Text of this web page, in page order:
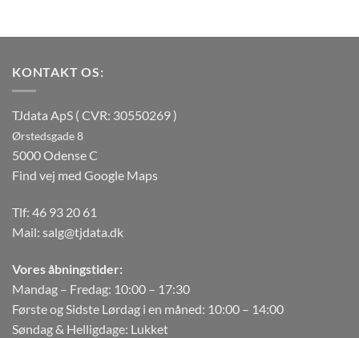
KONTAKT OS:
TJdata ApS ( CVR: 30550269 )
Ørstedsgade 8
5000 Odense C
Find vej med Google Maps
Tlf: 46 93 20 61
Mail: salg@tjdata.dk
Vores åbningstider:
Mandag – Fredag: 10:00 – 17:30
Første og Sidste Lørdag i en måned: 10:00 – 14:00
Søndag & Helligdage: Lukket